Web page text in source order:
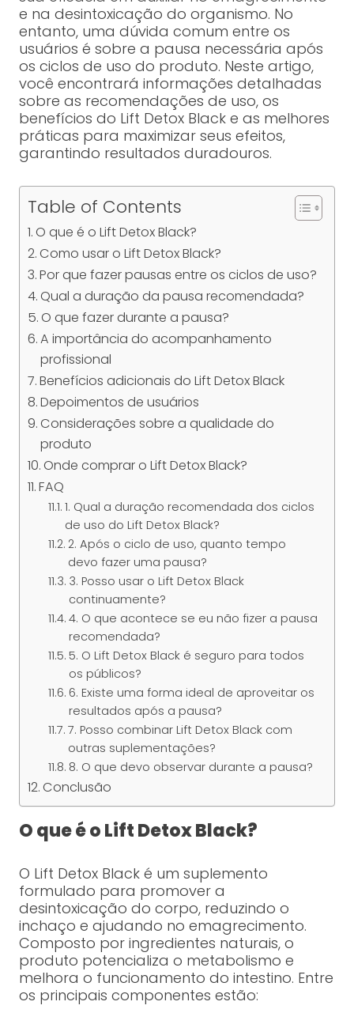
e na desintoxicação do organismo. No
entanto, uma dúvida comum entre os
usuários é sobre a pausa necessária após
os ciclos de uso do produto. Neste artigo,
você encontrará informações detalhadas
sobre as recomendações de uso, os
benefícios do Lift Detox Black e as melhores
práticas para maximizar seus efeitos,
garantindo resultados duradouros.
Table of Contents
O que é o Lift Detox Black?
Como usar o Lift Detox Black?
Por que fazer pausas entre os ciclos de uso?
Qual a duração da pausa recomendada?
O que fazer durante a pausa?
A importância do acompanhamento
profissional
Benefícios adicionais do Lift Detox Black
Depoimentos de usuários
Considerações sobre a qualidade do
produto
Onde comprar o Lift Detox Black?
FAQ
1. Qual a duração recomendada dos ciclos
de uso do Lift Detox Black?
2. Após o ciclo de uso, quanto tempo
devo fazer uma pausa?
3. Posso usar o Lift Detox Black
continuamente?
4. O que acontece se eu não fizer a pausa
recomendada?
5. O Lift Detox Black é seguro para todos
os públicos?
6. Existe uma forma ideal de aproveitar os
resultados após a pausa?
7. Posso combinar Lift Detox Black com
outras suplementações?
8. O que devo observar durante a pausa?
Conclusão
O que é o Lift Detox Black?
O Lift Detox Black é um suplemento
formulado para promover a
desintoxicação do corpo, reduzindo o
inchaço e ajudando no emagrecimento.
Composto por ingredientes naturais, o
produto potencializa o metabolismo e
melhora o funcionamento do intestino. Entre
os principais componentes estão: